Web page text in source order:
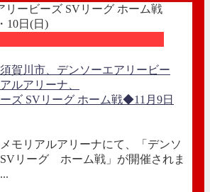
須賀川市、デンソーエアリービー
ルアリーナ、
ズ SVリーグ ホーム戦◆11月9日
モリアルアリーナにて、「デンソ
リーグ ホーム戦」が開催されま